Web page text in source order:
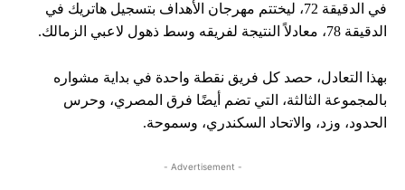
في الدقيقة 72، ليختتم مهرجان الأهداف بتسجيل هاتريك في
الدقيقة 78، معادلاً النتيجة لفريقه وسط ذهول لاعبي الزمالك.
بهذا التعادل، حصد كل فريق نقطة واحدة في بداية مشواره
بالمجموعة الثالثة، التي تضم أيضًا فرق المصري، وحرس
الحدود، وزد، والاتحاد السكندري، وسموحة.
- Advertisement -